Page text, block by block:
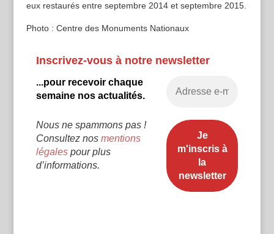
eux restaurés entre septembre 2014 et septembre 2015.
Photo : Centre des Monuments Nationaux
Inscrivez-vous à notre newsletter
...pour recevoir chaque
semaine nos actualités.
Nous ne spammons pas !
Consultez nos mentions
légalespour plus
d’informations.